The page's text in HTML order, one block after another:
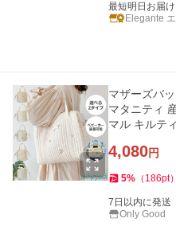
最短明日お届け
Elegante
マザーズバ
マタニティ
マル キ
4,080円
5% （ 186pt）
7日以内に発送
Only Good